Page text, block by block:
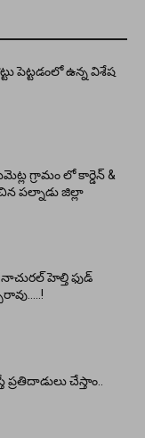
పెట్టడంలో ఉన్న విశేష
గ్రామం లో కార్డెన్ &
పల్నాడు జిల్లా
హెల్తి ఫుడ్
చేస్తాం..